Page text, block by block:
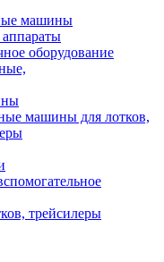
машины
оборудование
машины для лотков,
трейсилеры